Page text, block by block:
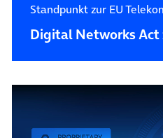
Standpunkt zur EU
Digital Networks